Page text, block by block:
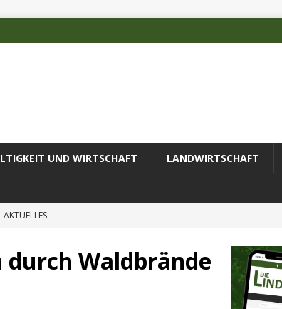
UND WIRTSCHAFT LANDWIRTSCHAFT
AKTUELLES
Waldbrände